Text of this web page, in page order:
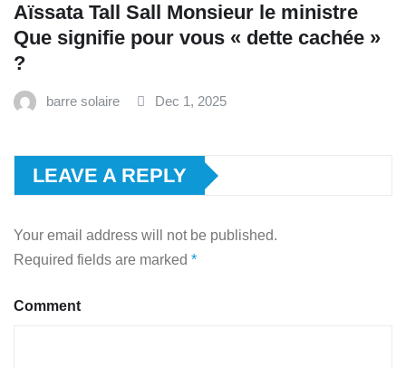
Aïssata Tall Sall Monsieur le ministre
Que signifie pour vous « dette cachée »
?
barre solaire Dec 1, 2025
LEAVE A REPLY
Your email address will not be published.
Required fields are marked *
Comment